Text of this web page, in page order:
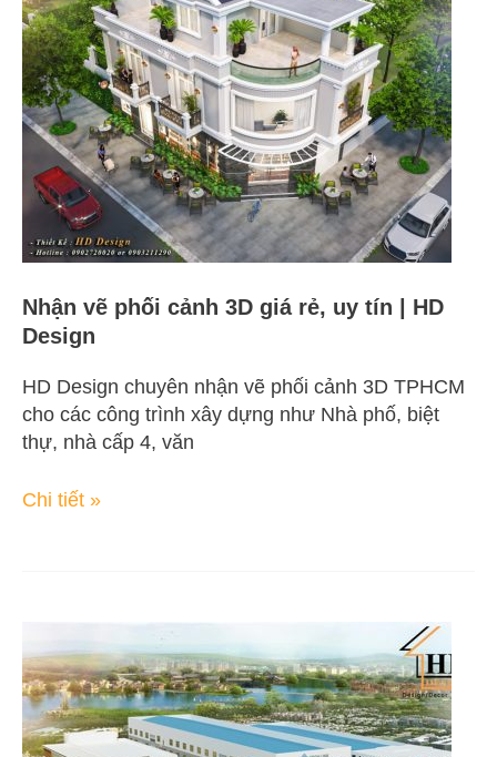
Nhận vẽ phối cảnh 3D giá rẻ, uy tín | HD
Design
HD Design chuyên nhận vẽ phối cảnh 3D TPHCM
cho các công trình xây dựng như Nhà phố, biệt
thự, nhà cấp 4, văn
phối
cảnh
3D
giá
rẻ,
tín
|
HD
Design
Chi tiết »
vụ
thiết
kế
phối